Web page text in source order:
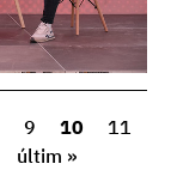
9 10
11
últim »